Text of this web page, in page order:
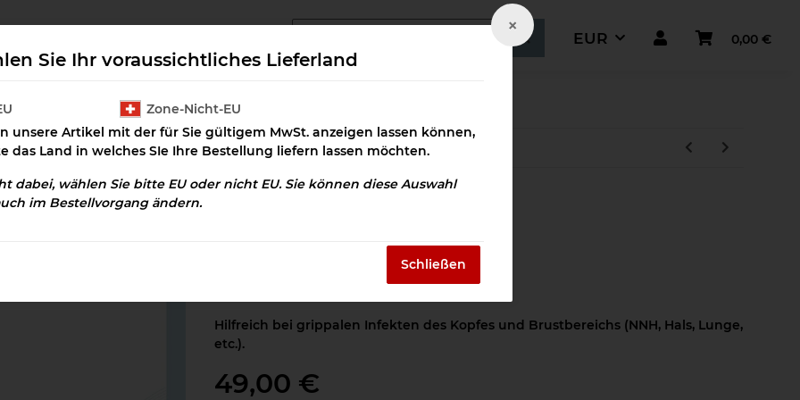
EUR 0,00 €
Feiung Grippe 1 Download
Hilfreich bei grippalen Infekten des Kopfes und Brustbereichs (NNH, Hals, Lunge,
etc.).
49,00 €
×
Sie Ihr voraussichtliches Lieferland
Zone-Nicht-EU
unsere Artikel mit der für Sie gültigem MwSt. anzeigen lassen können,
das Land in welches SIe Ihre Bestellung liefern lassen möchten.
dabei, wählen Sie bitte EU oder nicht EU. Sie können diese Auswahl
im Bestellvorgang ändern.
Schließen